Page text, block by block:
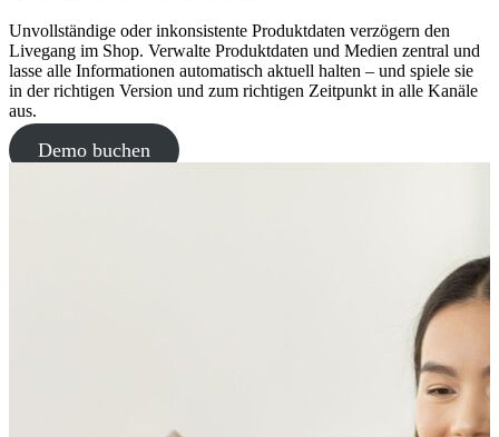
Unvollständige oder inkonsistente Produktdaten verzögern den
Livegang im Shop. Verwalte Produktdaten und Medien zentral und
lasse alle Informationen automatisch aktuell halten – und spiele sie
in der richtigen Version und zum richtigen Zeitpunkt in alle Kanäle
aus.
Demo buchen